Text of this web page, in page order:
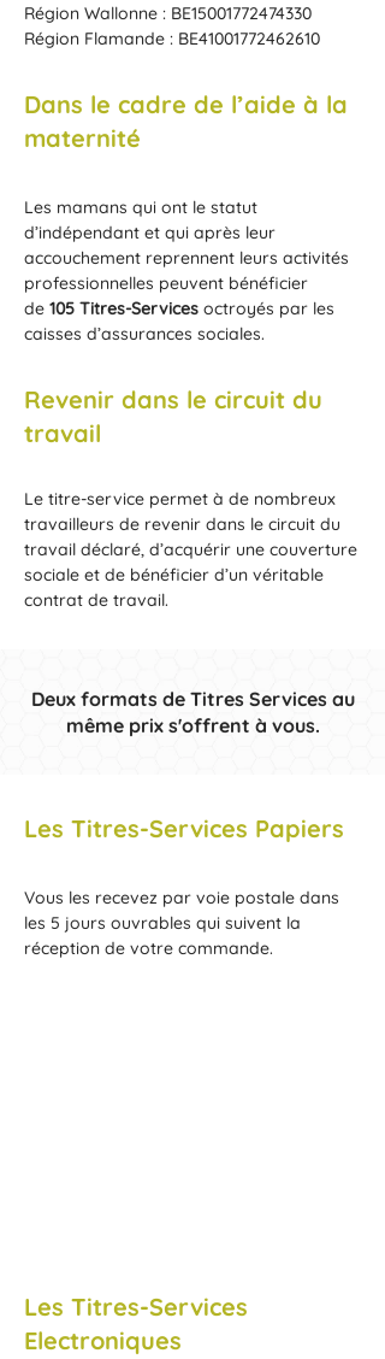
Région Wallonne : BE15001772474330
Région Flamande : BE41001772462610
Dans le cadre de l’aide à la
maternité
Les mamans qui ont le statut
d’indépendant et qui après leur
accouchement reprennent leurs activités
professionnelles peuvent bénéficier
de 105 Titres-Services octroyés par les
caisses d’assurances sociales.
Revenir dans le circuit du
travail
Le titre-service permet à de nombreux
travailleurs de revenir dans le circuit du
travail déclaré, d’acquérir une couverture
sociale et de bénéficier d’un véritable
contrat de travail.
Deux formats de Titres Services au
même prix s'offrent à vous.
Les Titres-Services Papiers
Vous les recevez par voie postale dans
les 5 jours ouvrables qui suivent la
réception de votre commande.
Les Titres-Services
Electroniques